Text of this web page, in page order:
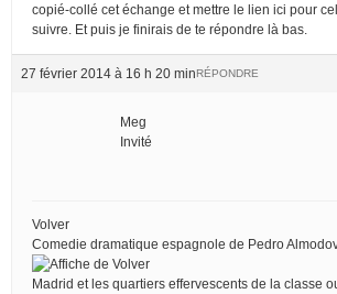
copié-collé cet échange et mettre le lien ici pour
suivre. Et puis je finirais de te répondre là bas.
27 février 2014 à 16 h 20 minRÉPONDRE
Meg
Invité
Volver
Comedie dramatique espagnole de Pedro
Madrid et les quartiers effervescents de la classe